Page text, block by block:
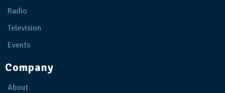
Radio
Television
Events
Company
About